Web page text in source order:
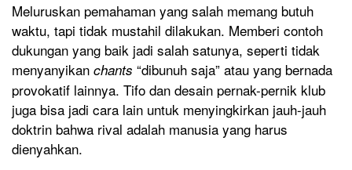
Meluruskan pemahaman yang salah memang butuh
waktu, tapi tidak mustahil dilakukan. Memberi contoh
dukungan yang baik jadi salah satunya, seperti tidak
menyanyikan chants “dibunuh saja” atau yang bernada
provokatif lainnya. Tifo dan desain pernak-pernik klub
juga bisa jadi cara lain untuk menyingkirkan jauh-jauh
doktrin bahwa rival adalah manusia yang harus
dienyahkan.